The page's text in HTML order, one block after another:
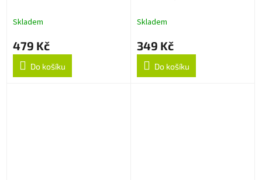
Skladem
479 Kč
Do košíku
Skladem
349 Kč
Do košíku